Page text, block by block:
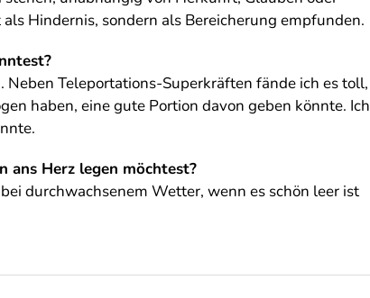
Hindernis, sondern als Bereicherung empfunden.
Teleportations-Superkräften fände ich es toll,
haben, eine gute Portion davon geben könnte. Ich
ans Herz legen möchtest?
durchwachsenem Wetter, wenn es schön leer ist